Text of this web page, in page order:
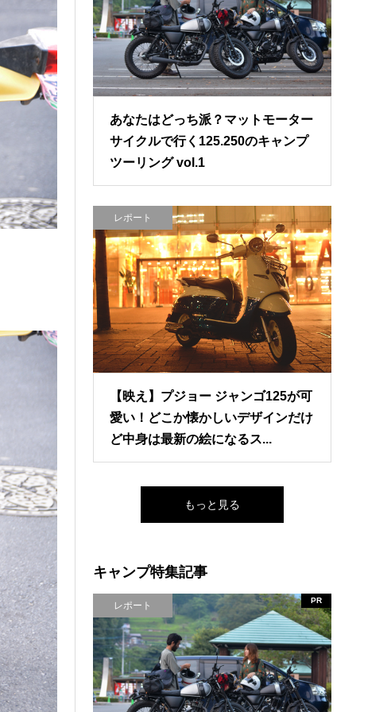
あなたはどっち派？マットモーター
サイクルで行く125.250のキャンプ
ツーリング vol.1
レポート
【映え】プジョー ジャンゴ125が可
愛い！どこか懐かしいデザインだけ
ど中身は最新の絵になるス...
もっと見る
キャンプ特集記事
レポート PR